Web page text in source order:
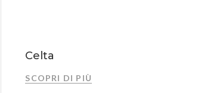
Celta
SCOPRI DI PIÙ